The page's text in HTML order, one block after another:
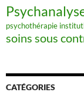
psychothérapie
soins sous
CATÉGORIES